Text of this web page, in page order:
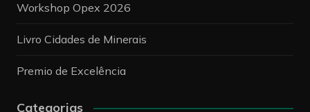
Workshop Opex 2026
Livro Cidades de Minerais
Premio de Excelência
Categorias